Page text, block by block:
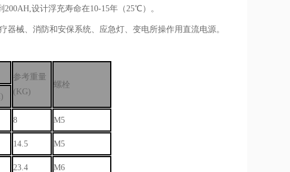
设计浮充寿命在10-15年（25℃）。
器械、消防和安保系统、应急灯、变电所操作用直流电源。
参考重量
(KG)
螺栓
8 M5
14.5 M5
23.4 M6